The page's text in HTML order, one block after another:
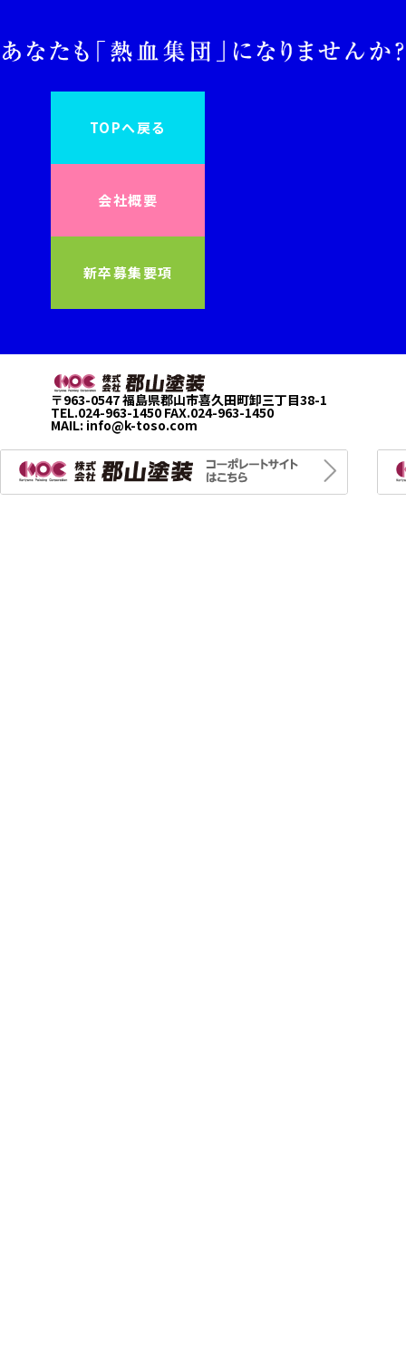
用ブログ メーション
TOPへ戻る
会社概要
新卒募集要項
〒963-0547 福島県郡山市喜久田町卸三丁目38-1
TEL.024-963-1450 FAX.024-963-1450
MAIL: info@k-toso.com